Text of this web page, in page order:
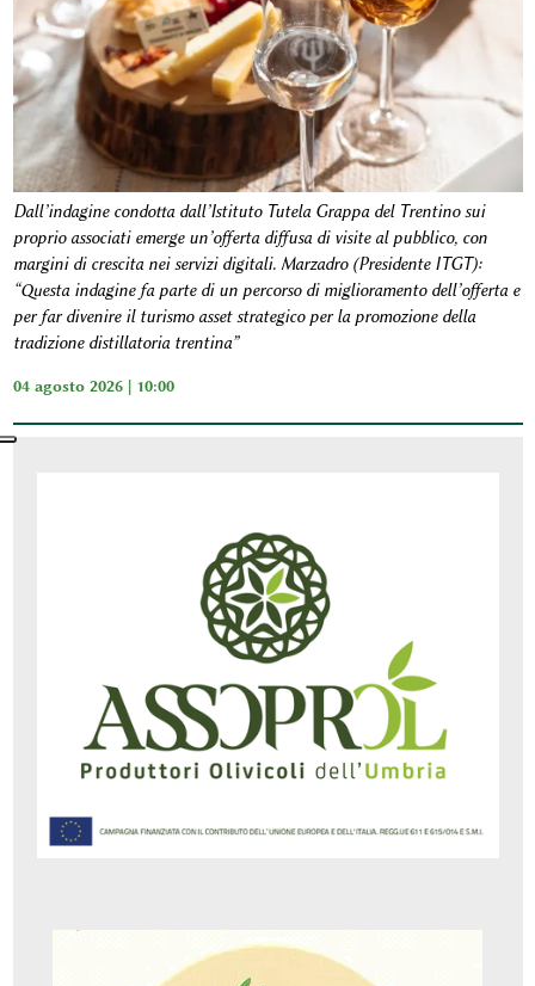
Dall’indagine condotta dall’Istituto Tutela Grappa del Trentino sui
proprio associati emerge un’offerta diffusa di visite al pubblico, con
margini di crescita nei servizi digitali. Marzadro (Presidente ITGT):
“Questa indagine fa parte di un percorso di miglioramento dell’offerta e
per far divenire il turismo asset strategico per la promozione della
tradizione distillatoria trentina”
04 agosto 2026 | 10:00